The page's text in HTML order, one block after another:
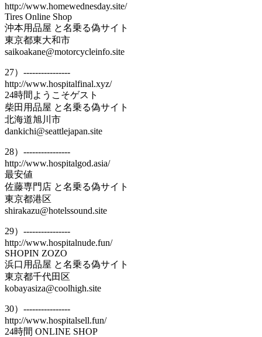
http://www.homewednesday.site/
Tires Online Shop
沖本用品屋 と名乗る偽サイト
東京都東大和市
saikoakane@motorcycleinfo.site
27）----------------
http://www.hospitalfinal.xyz/
24時間ようこそゲスト
柴田用品屋 と名乗る偽サイト
北海道旭川市
dankichi@seattlejapan.site
28）----------------
http://www.hospitalgod.asia/
最安値
佐藤専門店 と名乗る偽サイト
東京都港区
shirakazu@hotelssound.site
29）----------------
http://www.hospitalnude.fun/
SHOPIN ZOZO
浜口用品屋 と名乗る偽サイト
東京都千代田区
kobayasiza@coolhigh.site
30）----------------
http://www.hospitalsell.fun/
24時間 ONLINE SHOP